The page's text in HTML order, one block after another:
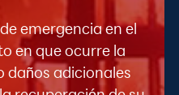
emergencia en el
en que ocurre la
daños adicionales